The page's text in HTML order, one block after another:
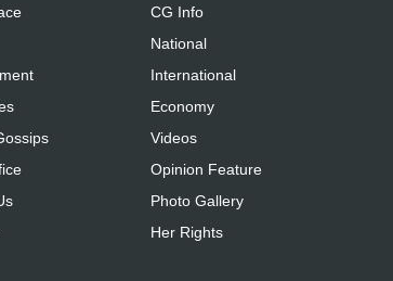
CG Info
National
International
Economy
Videos
Opinion Feature
Photo Gallery
Her Rights